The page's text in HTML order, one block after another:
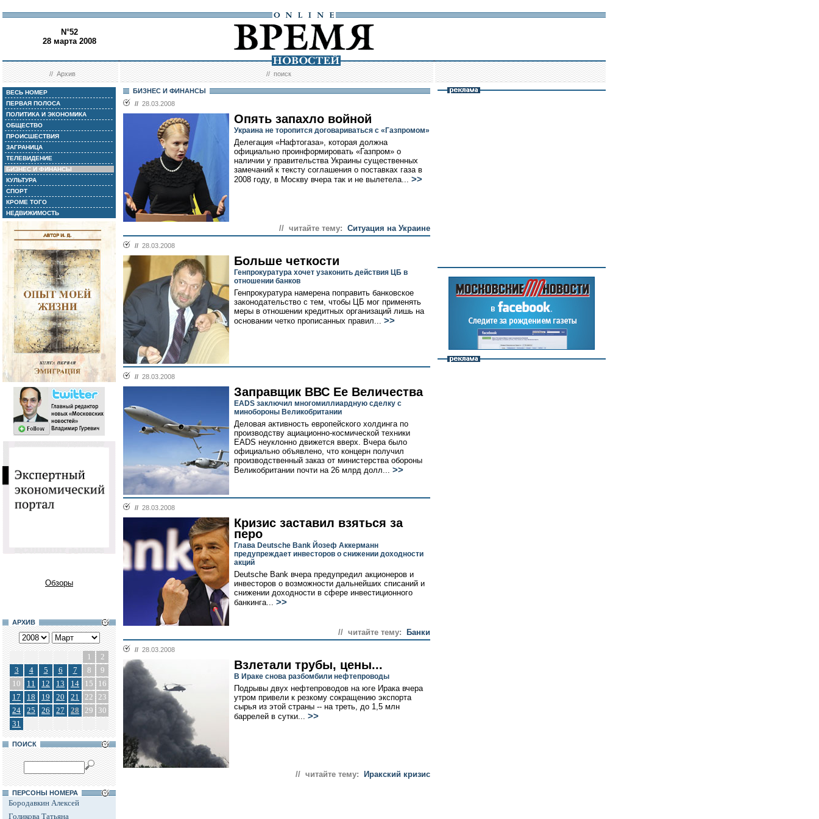
N°52
28 марта 2008
//Архив //поиск
ВЕСЬ НОМЕР
ПЕРВАЯ ПОЛОСА
ПОЛИТИКА И ЭКОНОМИКА
ОБЩЕСТВО
ПРОИСШЕСТВИЯ
ЗАГРАНИЦА
ТЕЛЕВИДЕНИЕ
БИЗНЕС И ФИНАНСЫ
КУЛЬТУРА
СПОРТ
КРОМЕ ТОГО
НЕДВИЖИМОСТЬ
Обзоры
АРХИВ
1
2
3
4 5 6 7 8
9
10
11 12 13 14 15
16
17
18 19 20 21 22 23
24
25 26 27 28 29
30
31
ПОИСК
ПЕРСОНЫ НОМЕРА
Бородавкин Алексей
Голикова Татьяна
БИЗНЕС И ФИНАНСЫ
// 28.03.2008
Опять запахло войной
Украина не торопится договариваться с «Газпромом»
Делегация «Нафтогаза», которая должна
официально проинформировать «Газпром» о
наличии у правительства Украины существенных
замечаний к тексту соглашения о поставках газа в
2008 году, в Москву вчера так и не вылетела... >>
// читайте тему: Ситуация на Украине
// 28.03.2008
Больше четкости
Генпрокуратура хочет узаконить действия ЦБ в
отношении банков
Генпрокуратура намерена поправить банковское
законодательство с тем, чтобы ЦБ мог применять
меры в отношении кредитных организаций лишь на
основании четко прописанных правил... >>
// 28.03.2008
Заправщик ВВС Ее Величества
EADS заключил многомиллиардную сделку с
минобороны Великобритании
Деловая активность европейского холдинга по
производству ациационно-космической техники
EADS неуклонно движется вверх. Вчера было
официально объявлено, что концерн получил
производственный заказ от министерства обороны
Великобритании почти на 26 млрд долл... >>
// 28.03.2008
Кризис заставил взяться за
перо
Глава Deutsche Bank Йозеф Аккерманн
предупреждает инвесторов о снижении доходности
акций
Deutsche Bank вчера предупредил акционеров и
инвесторов о возможности дальнейших списаний и
снижении доходности в сфере инвестиционного
банкинга... >>
// читайте тему: Банки
// 28.03.2008
Взлетали трубы, цены...
В Ираке снова разбомбили нефтепроводы
Подрывы двух нефтепроводов на юге Ирака вчера
утром привели к резкому сокращению экспорта
сырья из этой страны -- на треть, до 1,5 млн
баррелей в сутки... >>
// читайте тему: Иракский кризис